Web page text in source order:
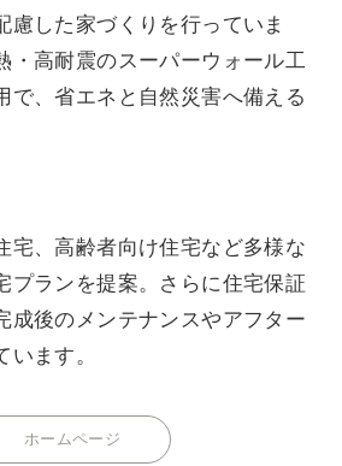
慮した家づくりを行っていま
・高耐震のスーパーウォール工
で、省エネと自然災害へ備える
宅、高齢者向け住宅など多様な
プランを提案。さらに住宅保証
成後のメンテナンスやアフター
ます。
ホームページ